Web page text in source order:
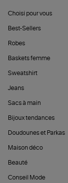
Choisi pour vous
Best-Sellers
Robes
Baskets femme
Sweatshirt
Jeans
Sacs à main
Bijoux tendances
Doudounes et Parkas
Maison déco
Beauté
Conseil Mode